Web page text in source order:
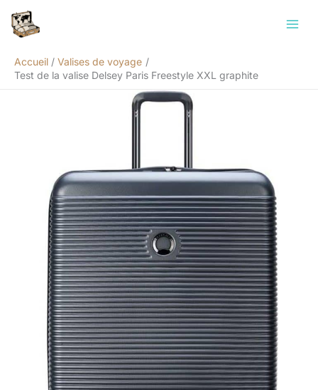
Accueil
Valises de voyage
Test de la valise Delsey Paris Freestyle XXL graphite
Rechercher